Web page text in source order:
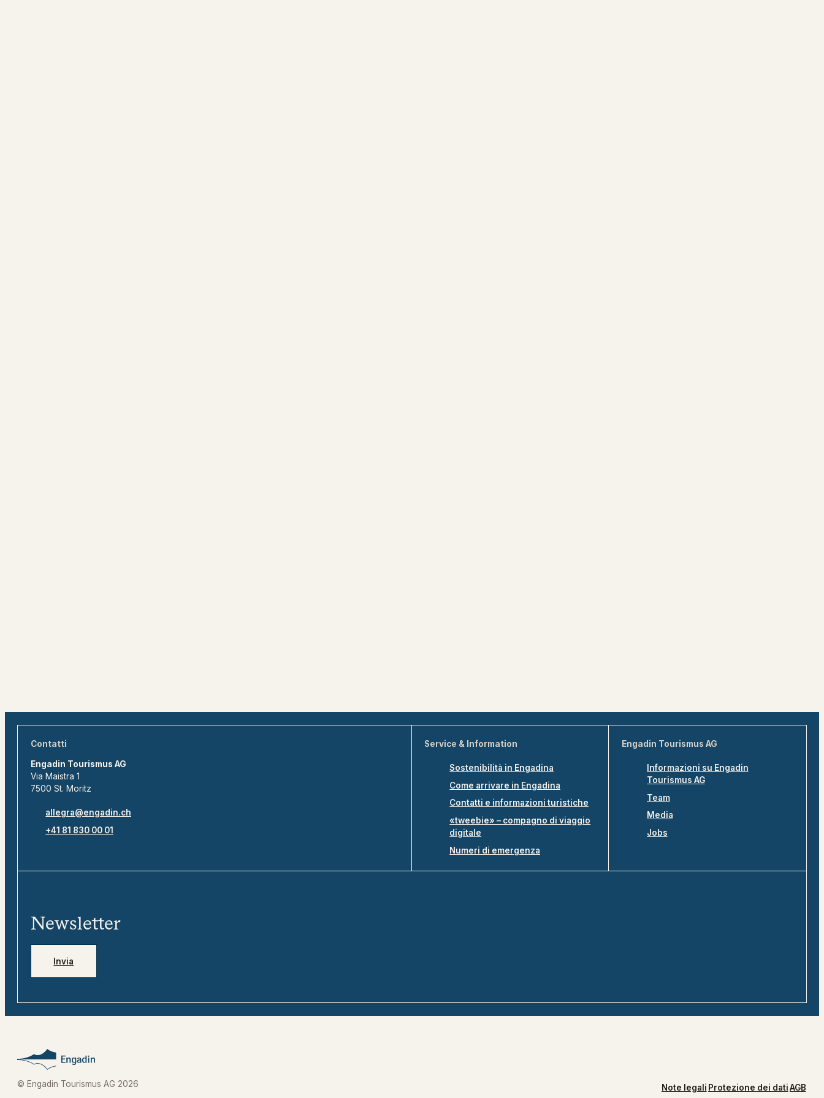
Contatti
Engadin Tourismus AG
Via Maistra 1
7500 St. Moritz
allegra@engadin.ch
+41 81 830 00 01
Service & Information
Sostenibilità in Engadina
Come arrivare in Engadina
Contatti e informazioni turistiche
«tweebie» – compagno di viaggio
digitale
Numeri di emergenza
Engadin Tourismus AG
Informazioni su Engadin
Tourismus AG
Team
Media
Jobs
Newsletter
Invia
© Engadin Tourismus AG 2026 Note legali Protezione dei datiAGB